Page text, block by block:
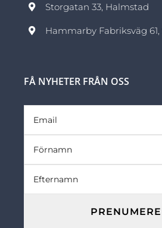
Storgatan 33, Halmstad
Hammarby Fabriksväg
FÅ NYHETER FRÅN OSS